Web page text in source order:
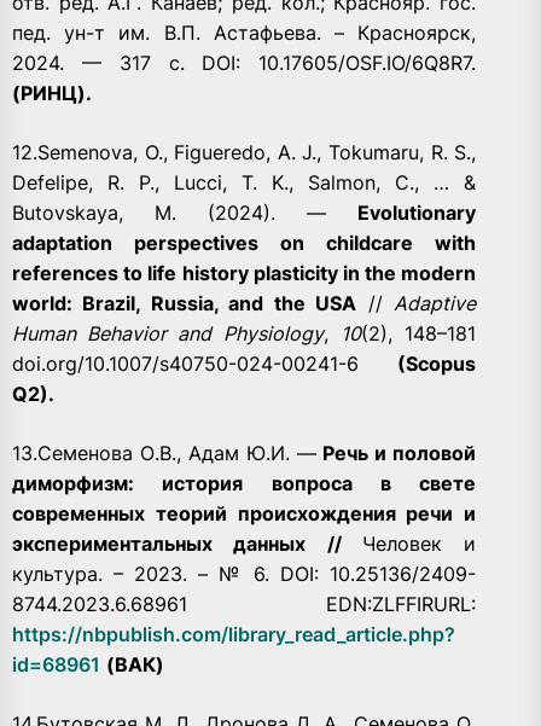
пед. ун-т им. В.П. Астафьева. – Красноярск,
2024. — 317 с. DOI: 10.17605/OSF.IO/6Q8R7.
(РИНЦ).
12.Semenova, O., Figueredo, A. J., Tokumaru, R. S.,
Defelipe, R. P., Lucci, T. K., Salmon, C., … &
Butovskaya, M. (2024). — Evolutionary
adaptation perspectives on childcare with
references to life history plasticity in the modern
world: Brazil, Russia, and the USA //Adaptive
Human Behavior and Physiology, 10(2), 148–181
doi.org/10.1007/s40750-024-00241-6 (Scopus
Q2).
13.Семенова О.В., Адам Ю.И. — Речь и половой
диморфизм: история вопроса в свете
современных теорий происхождения речи и
экспериментальных данных
// Человек и
культура. – 2023. – № 6. DOI: 10.25136/2409-
8744.2023.6.68961 EDN:ZLFFIRURL:
https://nbpublish.com/library_read_article.php?
id=68961 (ВАК)